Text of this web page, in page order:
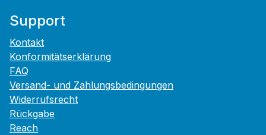
Support
Kontakt
Konformitätserklärung
FAQ
Versand- und Zahlungsbedingungen
Widerrufsrecht
Rückgabe
Reach